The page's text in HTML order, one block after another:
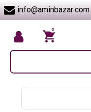
info@aminbazar.com
۰